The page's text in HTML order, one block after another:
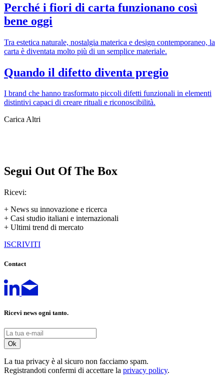
Perché i fiori di carta funzionano così
bene oggi
Tra estetica naturale, nostalgia materica e design contemporaneo, la
carta è diventata molto più di un semplice materiale.
Quando il difetto diventa pregio
I brand che hanno trasformato piccoli difetti funzionali in elementi
distintivi capaci di creare rituali e riconoscibilità.
Carica Altri
Segui Out Of The Box
Ricevi:
+ News su innovazione e ricerca
+ Casi studio italiani e internazionali
+ Ultimi trend di mercato
ISCRIVITI
Contact
Ricevi news ogni tanto.
La tua privacy è al sicuro non facciamo spam.
Registrandoti confermi di accettare la privacy policy.